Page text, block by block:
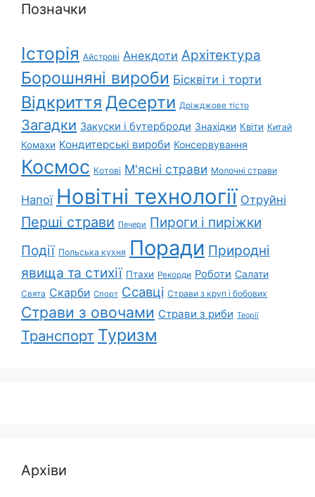
Позначки
Історія Айстрові Анекдоти Архітектура
Борошняні вироби Бісквіти і торти
Відкриття Десерти Дріжджове тісто
Загадки Закуски і бутерброди Знахідки Квіти Китай
Комахи Кондитерські вироби Консервування
Космос Котові М'ясні страви Молочні страви
Напої Новітні технології Отруйні
Перші страви Печери Пироги і пиріжки
Події Польська кухня Поради Природні
явища та стихії Птахи Рекорди Роботи Салати
Свята Скарби Спорт Ссавці Страви з круп і бобових
Страви з овочами Страви з риби Теорії
Транспорт Туризм
Архіви